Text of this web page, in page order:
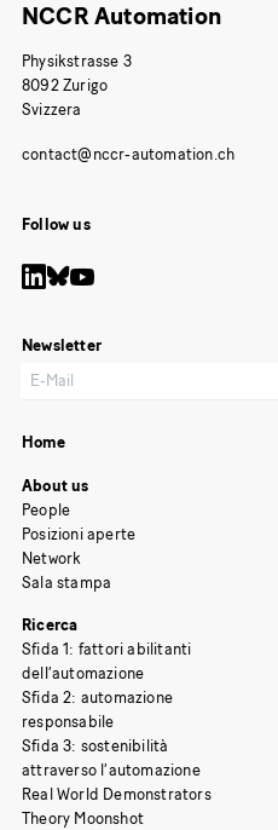
NCCR Automation
Physikstrasse 3
8092 Zurigo
Svizzera
Follow us
Newsletter
Home
About us
People
Posizioni aperte
Network
Sala stampa
Ricerca
Sfida 1: fattori abilitanti
dell’automazione
Sfida 2: automazione
responsabile
Sfida 3: sostenibilità
attraverso l’automazione
Real World Demonstrators
Theory Moonshot